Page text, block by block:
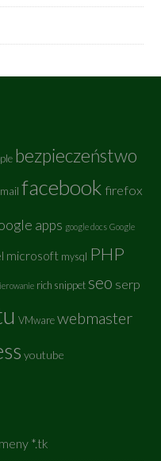
bezpieczeństwo
facebook firefox
apps google docs Google
microsoft mysql PHP
rich snippet seo serp
VMware webmaster
youtube
*.tk